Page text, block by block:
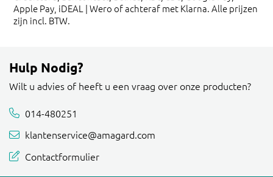
Apple Pay, iDEAL | Wero of achteraf met Klarna. Alle prijzen
zijn incl. BTW.
Hulp Nodig?
Wilt u advies of heeft u een vraag over onze producten?
014-480251
klantenservice@amagard.com
Contactformulier